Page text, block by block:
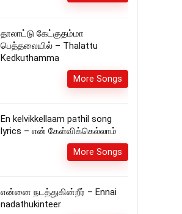
தாலாட்டு கேட்குதம்மா
பெத்தலையில் – Thalattu
Kedkuthamma
More Songs
En kelvikkellaam pathil song
lyrics – என் கேள்விக்கெல்லாம்
More Songs
என்னை நடத்துகின்றீர் – Ennai
nadathukinteer